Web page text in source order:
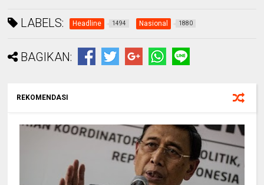
LABELS: Headline 1494 Nasional 1880
BAGIKAN:
REKOMENDASI